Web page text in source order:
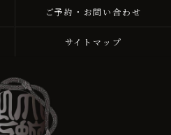
ご予約・お問い合わせ
サイトマップ